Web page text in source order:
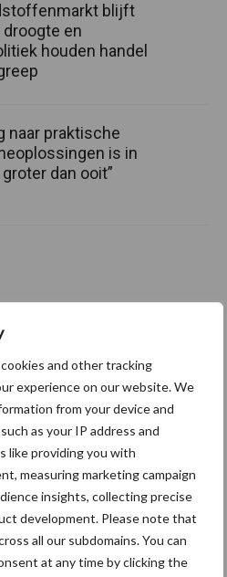
and other tracking
experience on our website. We
from your device and
as your IP address and
like providing you with
measuring marketing campaign
insights, collecting precise
development. Please note that
all our subdomains. You can
at any time by clicking the
blijft
droogte en
houden handel
naar praktische
is in
dan ooit”
Brachyspira
meer